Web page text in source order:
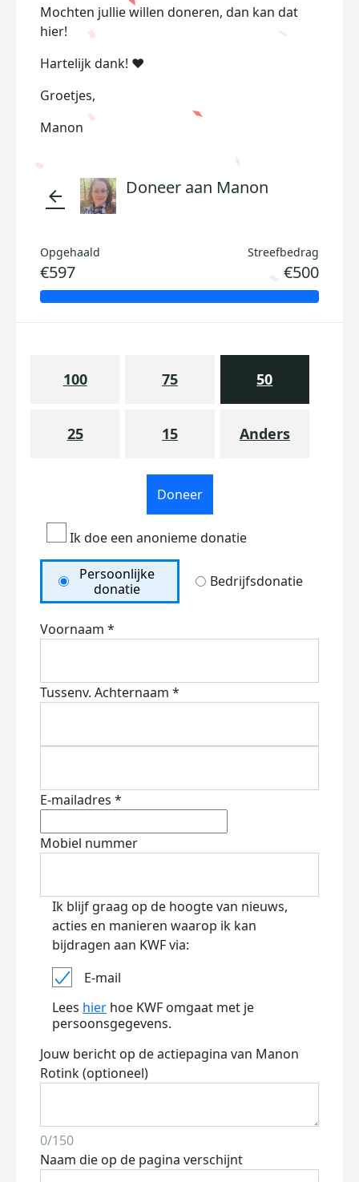
Mochten jullie willen doneren, dan kan dat
hier!
Hartelijk dank! ❤️
Groetjes,
Manon
arrow_back Doneer aan Manon
Opgehaald
€597
Streefbedrag
€500
100 75 50
25 15 Anders
Doneer
Ik doe een anonieme donatie
Persoonlijke
donatie
Bedrijfsdonatie
Voornaam *
Tussenv. Achternaam *
E-mailadres *
Mobiel nummer
Ik blijf graag op de hoogte van nieuws,
acties en manieren waarop ik kan
bijdragen aan KWF via:
E-mail
Lees hier hoe KWF omgaat met je
persoonsgegevens.
Jouw bericht op de actiepagina van Manon
Rotink (optioneel)
0/150
Naam die op de pagina verschijnt